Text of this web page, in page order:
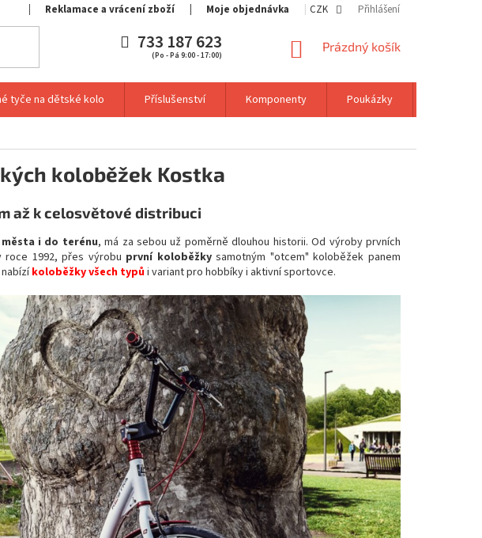
Reklamace a vrácení zboží Moje objednávka CZK Přihlášení
733 187 623
(Po - Pá 9:00 - 17:00)
NÁKUPNÍ
Prázdný košík
tyče na dětské kolo Příslušenství Komponenty Poukázky
koloběžek Kostka
až k celosvětové distribuci
i do terénu, má za sebou už poměrně dlouhou historii. Od výroby prvních
roce 1992, přes výrobu první koloběžkysamotným "otcem" koloběžek panem
koloběžky všech typůi variant pro hobbíky i aktivní sportovce.